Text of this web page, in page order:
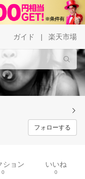
ガイド 楽天市場
フォローする
ション
0
いいね
0